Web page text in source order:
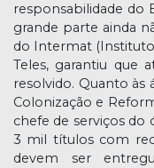
responsabilidade do
grande parte ainda
do Intermat (Instituto
Teles, garantiu que
resolvido. Quanto às
Colonização e
chefe de serviços do
3 mil títulos com
devem ser